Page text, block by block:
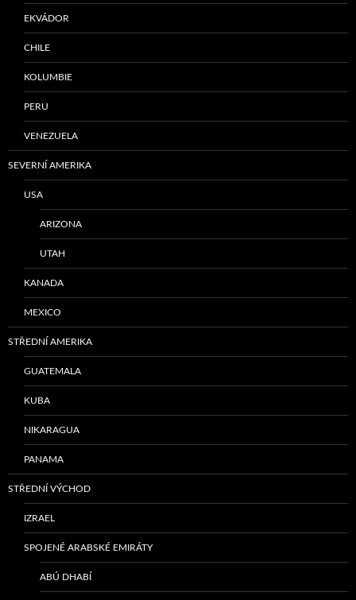
EKVÁDOR
CHILE
KOLUMBIE
PERU
VENEZUELA
SEVERNÍ AMERIKA
USA
ARIZONA
UTAH
KANADA
MEXICO
STŘEDNÍ AMERIKA
GUATEMALA
KUBA
NIKARAGUA
PANAMA
STŘEDNÍ VÝCHOD
IZRAEL
SPOJENÉ ARABSKÉ EMIRÁTY
ABÚ DHABÍ